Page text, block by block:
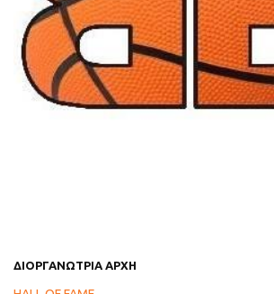
ΔΙΟΡΓΑΝΩΤΡΙΑ ΑΡΧΗ